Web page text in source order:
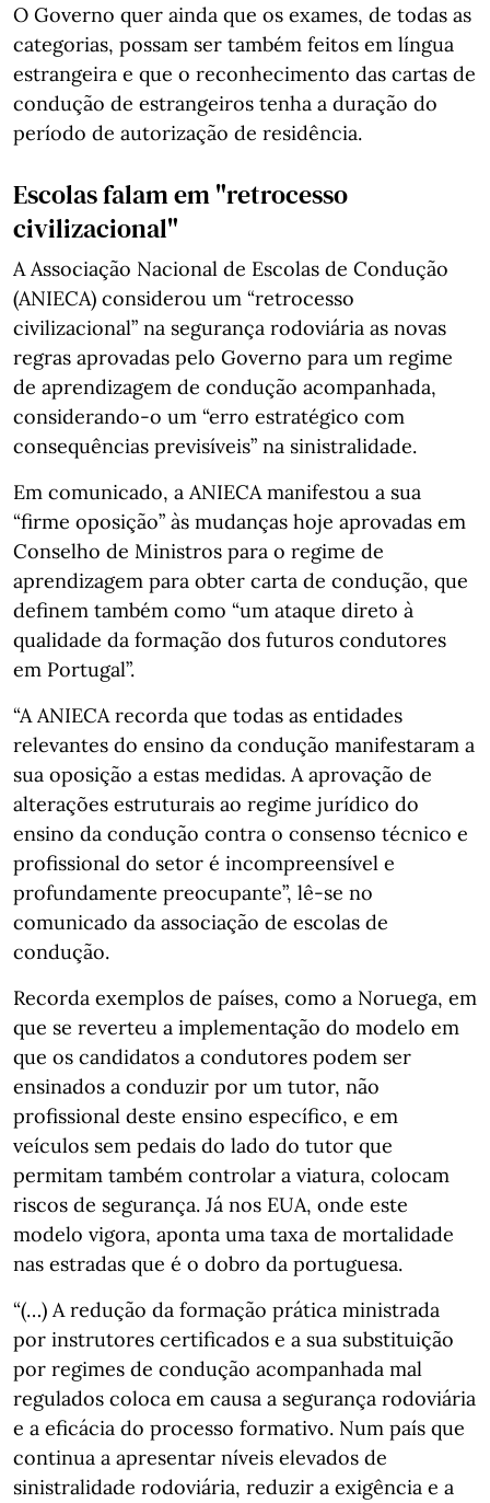
O Governo quer ainda que os exames, de todas as
categorias, possam ser também feitos em língua
estrangeira e que o reconhecimento das cartas de
condução de estrangeiros tenha a duração do
período de autorização de residência.
Escolas falam em "retrocesso
civilizacional"
A Associação Nacional de Escolas de Condução
(ANIECA) considerou um “retrocesso
civilizacional” na segurança rodoviária as novas
regras aprovadas pelo Governo para um regime
de aprendizagem de condução acompanhada,
considerando-o um “erro estratégico com
consequências previsíveis” na sinistralidade.
Em comunicado, a ANIECA manifestou a sua
“firme oposição” às mudanças hoje aprovadas em
Conselho de Ministros para o regime de
aprendizagem para obter carta de condução, que
definem também como “um ataque direto à
qualidade da formação dos futuros condutores
em Portugal”.
“A ANIECA recorda que todas as entidades
relevantes do ensino da condução manifestaram a
sua oposição a estas medidas. A aprovação de
alterações estruturais ao regime jurídico do
ensino da condução contra o consenso técnico e
profissional do setor é incompreensível e
profundamente preocupante”, lê-se no
comunicado da associação de escolas de
condução.
Recorda exemplos de países, como a Noruega, em
que se reverteu a implementação do modelo em
que os candidatos a condutores podem ser
ensinados a conduzir por um tutor, não
profissional deste ensino específico, e em
veículos sem pedais do lado do tutor que
permitam também controlar a viatura, colocam
riscos de segurança. Já nos EUA, onde este
modelo vigora, aponta uma taxa de mortalidade
nas estradas que é o dobro da portuguesa.
“(…) A redução da formação prática ministrada
por instrutores certificados e a sua substituição
por regimes de condução acompanhada mal
regulados coloca em causa a segurança rodoviária
e a eficácia do processo formativo. Num país que
continua a apresentar níveis elevados de
sinistralidade rodoviária, reduzir a exigência e a